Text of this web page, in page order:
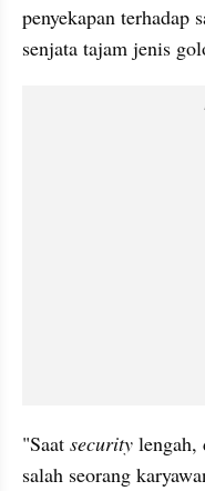
penyekapan terhadap
senjata tajam jenis
"Saat security lengah,
salah seorang